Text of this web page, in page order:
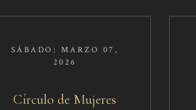
SÁBADO: MARZO 07,
2026
Círculo de Mujeres